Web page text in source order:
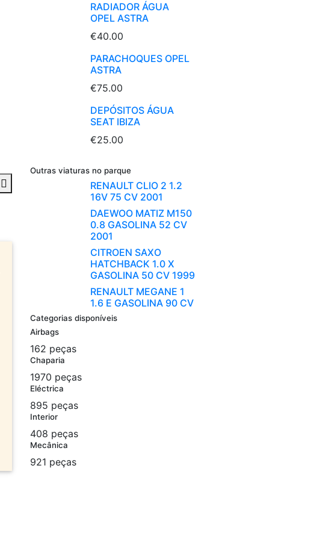
RADIADOR ÁGUA
OPEL ASTRA
€40.00
PARACHOQUES OPEL
ASTRA
€75.00
DEPÓSITOS ÁGUA
SEAT IBIZA
€25.00
Outras viaturas no parque
RENAULT CLIO 2 1.2
16V 75 CV 2001
DAEWOO MATIZ M150
0.8 GASOLINA 52 CV
2001
CITROEN SAXO
HATCHBACK 1.0 X
GASOLINA 50 CV 1999
RENAULT MEGANE 1
1.6 E GASOLINA 90 CV
Categorias disponíveis
Airbags
162 peças
Chaparia
1970 peças
Eléctrica
895 peças
Interior
408 peças
Mecânica
921 peças